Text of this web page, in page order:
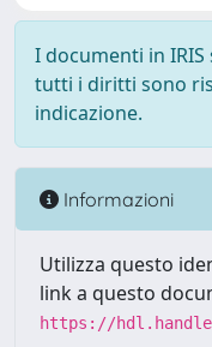
I documenti in
tutti i diritti sono
indicazione.
Informazioni
Utilizza questo
link a questo
https://